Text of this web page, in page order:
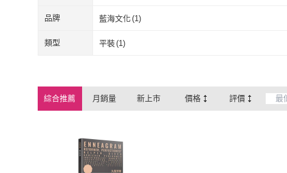
品牌 藍海文化(1)
藍海文化
類型 平裝(1)
綜合推薦 月銷量 新上市 價格 評價